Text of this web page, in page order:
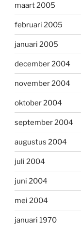
maart 2005
februari 2005
januari 2005
december 2004
november 2004
oktober 2004
september 2004
augustus 2004
juli 2004
juni 2004
mei 2004
januari 1970